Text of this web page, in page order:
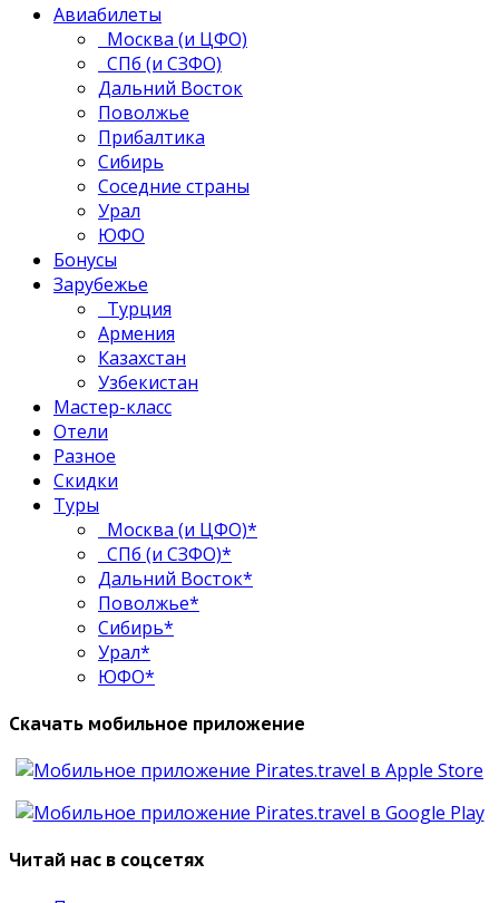
Авиабилеты
Москва (и ЦФО)
СПб (и СЗФО)
Дальний Восток
Поволжье
Прибалтика
Сибирь
Соседние страны
Урал
ЮФО
Бонусы
Зарубежье
Турция
Армения
Казахстан
Узбекистан
Мастер-класс
Отели
Разное
Скидки
Туры
Москва (и ЦФО)*
СПб (и СЗФО)*
Дальний Восток*
Поволжье*
Сибирь*
Урал*
ЮФО*
Скачать мобильное приложение
Читай нас в соцсетях